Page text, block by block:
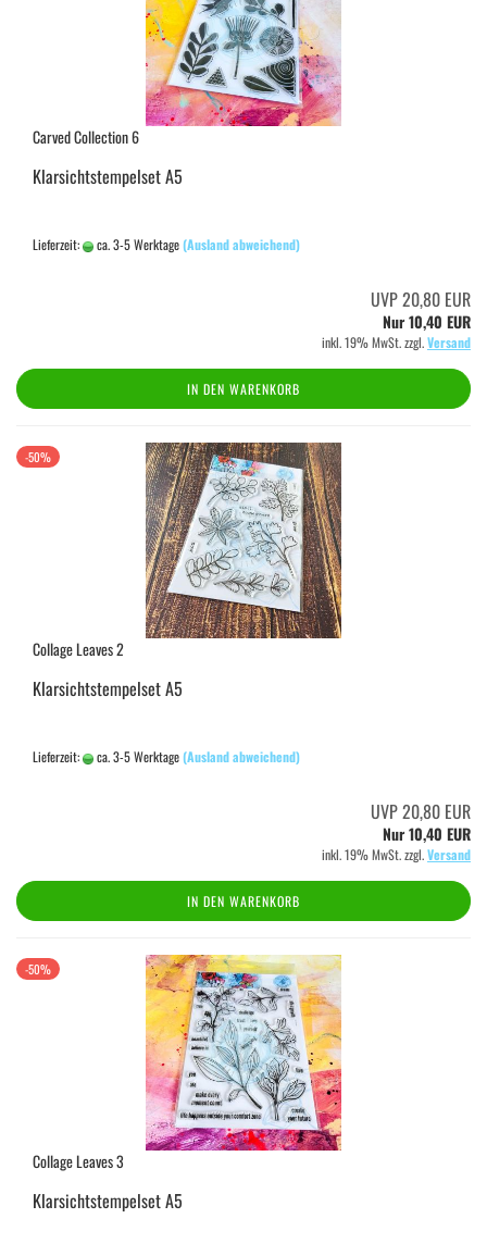
Carved Collection 6
Klarsichtstempelset A5
Lieferzeit: ca. 3-5 Werktage(Ausland abweichend)
UVP 20,80 EUR
Nur 10,40 EUR
inkl. 19% MwSt. zzgl.Versand
IN DEN WARENKORB
-50%
Collage Leaves 2
Klarsichtstempelset A5
Lieferzeit: ca. 3-5 Werktage(Ausland abweichend)
UVP 20,80 EUR
Nur 10,40 EUR
inkl. 19% MwSt. zzgl.Versand
IN DEN WARENKORB
-50%
Collage Leaves 3
Klarsichtstempelset A5